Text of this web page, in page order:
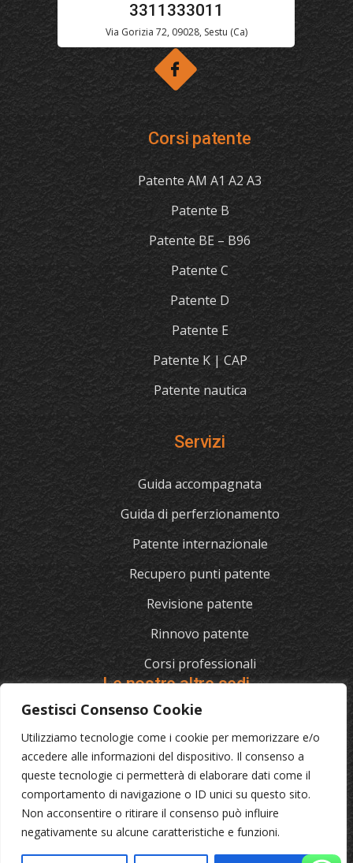
Gestisci Consenso Cookie
Utilizziamo tecnologie come i cookie per memorizzare e/o
accedere alle informazioni del dispositivo. Il consenso a
queste tecnologie ci permetterà di elaborare dati come il
comportamento di navigazione o ID unici su questo sito.
Non acconsentire o ritirare il consenso può influire
negativamente su alcune caratteristiche e funzioni.
3311333011
Via Gorizia 72, 09028, Sestu (Ca)
Corsi patente
Patente AM A1 A2 A3
Patente B
Patente BE – B96
Patente C
Patente D
Patente E
Patente K | CAP
Patente nautica
Servizi
Guida accompagnata
Guida di perferzionamento
Patente internazionale
Recupero punti patente
Revisione patente
Rinnovo patente
Corsi professionali
Le nostre altre sedi
L'AUTOSCUOLA
070/721841
Via Cagliari 129, 09012 Capoterra (Ca)
© 2023 L'Autoscuola • Partita IVA: 04046040921 •Privacy